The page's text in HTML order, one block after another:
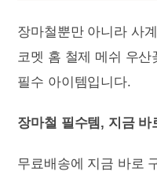
장마철뿐만 아니라 사
코멧 홈 철제 메쉬 우
필수 아이템입니다.
장마철 필수템, 지금 바
무료배송에 지금 바로